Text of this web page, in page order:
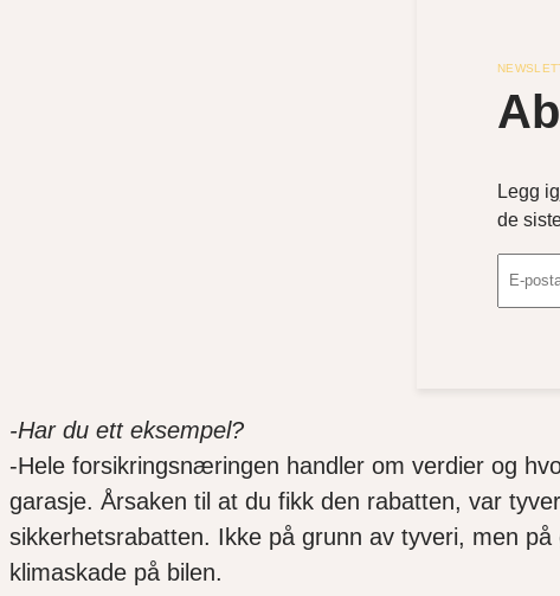
Legg
de
-Har du ett eksempel?
-Hele forsikringsnæringen handler om verdier og
garasje. Årsaken til at du fikk den rabatten, var
sikkerhetsrabatten. Ikke på grunn av tyveri, men
klimaskade på bilen.